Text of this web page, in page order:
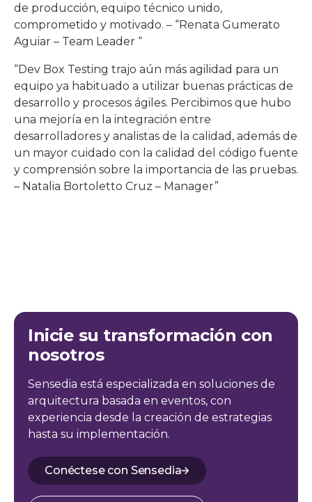
de producción, equipo técnico unido,
comprometido y motivado. – “Renata Gumerato
Aguiar – Team Leader “
“Dev Box Testing trajo aún más agilidad para un
equipo ya habituado a utilizar buenas prácticas de
desarrollo y procesos ágiles. Percibimos que hubo
una mejoría en la integración entre
desarrolladores y analistas de la calidad, además de
un mayor cuidado con la calidad del código fuente
y comprensión sobre la importancia de las pruebas.
– Natalia Bortoletto Cruz – Manager”
Inicie su transformación con
nosotros
Sensedia está especializada en soluciones de
arquitectura basada en eventos, con
experiencia desde la creación de estrategias
hasta su implementación.
Conéctese con Sensedia